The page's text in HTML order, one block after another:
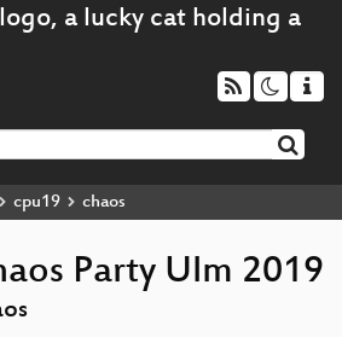
cpu19 chaos
Party Ulm 2019